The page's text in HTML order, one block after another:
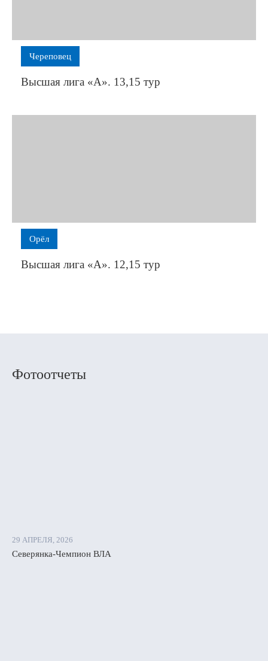
Череповец
Высшая лига «А». 13,15 тур
Орёл
Высшая лига «А». 12,15 тур
Фотоотчеты
29 АПРЕЛЯ, 2026
Северянка-Чемпион ВЛА